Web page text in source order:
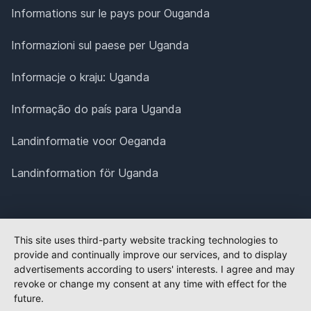
Informations sur le pays pour Ouganda
Informazioni sul paese per Uganda
Informacje o kraju: Uganda
Informação do país para Uganda
Landinformatie voor Oeganda
Landinformation för Uganda
This site uses third-party website tracking technologies to
provide and continually improve our services, and to display
advertisements according to users' interests. I agree and may
revoke or change my consent at any time with effect for the
future.